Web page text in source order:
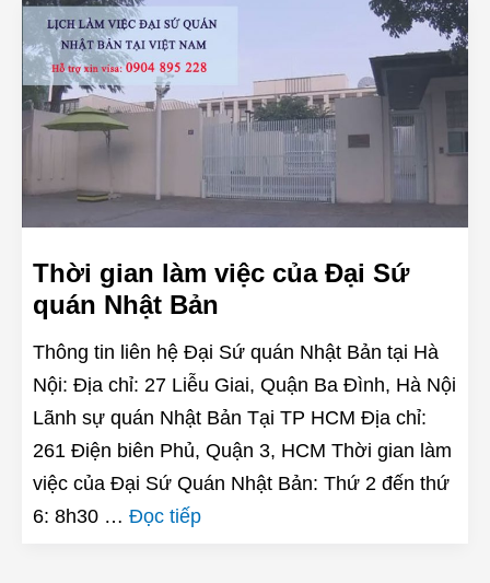
Thời gian làm việc của Đại Sứ
quán Nhật Bản
Thông tin liên hệ Đại Sứ quán Nhật Bản tại Hà
Nội: Địa chỉ: 27 Liễu Giai, Quận Ba Đình, Hà Nội
Lãnh sự quán Nhật Bản Tại TP HCM Địa chỉ:
261 Điện biên Phủ, Quận 3, HCM Thời gian làm
việc của Đại Sứ Quán Nhật Bản: Thứ 2 đến thứ
6: 8h30 … Đọc tiếp